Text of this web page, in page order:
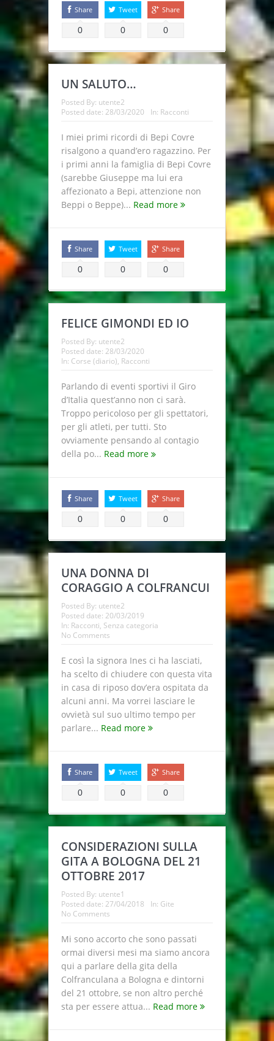
Share
0
Tweet
0
Share
0
UN SALUTO…
Posted By: utente2
Posted date: 28/03/2020 In: Racconti
I miei primi ricordi di Bepi Covre
risalgono a quand’ero ragazzino. Per
i primi anni la famiglia di Bepi Covre
(sarebbe Giuseppe ma lui era
affezionato a Bepi, attenzione non
Beppi o Beppe)... Read more
Share
0
Tweet
0
Share
0
FELICE GIMONDI ED IO
Posted By: utente2
Posted date: 28/03/2020
In: Corse (diario), Racconti
Parlando di eventi sportivi il Giro
d’Italia quest’anno non ci sarà.
Troppo pericoloso per gli spettatori,
per gli atleti, per tutti. Sto
ovviamente pensando al contagio
della po... Read more
Share
0
Tweet
0
Share
0
UNA DONNA DI
CORAGGIO A COLFRANCUI
Posted By: utente2
Posted date: 20/03/2019
In: Racconti, Senza categoria
No Comments
E così la signora Ines ci ha lasciati,
ha scelto di chiudere con questa vita
in casa di riposo dov’era ospitata da
alcuni anni. Ma vorrei lasciare le
ovvietà sul suo ultimo tempo per
parlare... Read more
Share
0
Tweet
0
Share
0
CONSIDERAZIONI SULLA
GITA A BOLOGNA DEL 21
OTTOBRE 2017
Posted By: utente1
Posted date: 27/04/2018 In: Gite
No Comments
Mi sono accorto che sono passati
ormai diversi mesi ma siamo ancora
qui a parlare della gita della
Colfranculana a Bologna e dintorni
del 21 ottobre, se non altro perché
sta per essere attua... Read more